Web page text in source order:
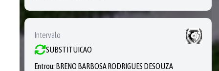
Intervalo
SUBSTITUICAO
Entrou: BRENO BARBOSA RODRIGUES DESOUZA